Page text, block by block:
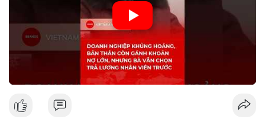
🎥 Xem video trực tiếp tại:
Nguồn: KIEN THUC KINH TE